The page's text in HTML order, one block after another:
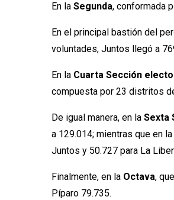
En la Segunda, conformada
En el principal bastión del
voluntades, Juntos llegó a
En la Cuarta Sección
compuesta por 23 distritos
De igual manera, en la Sexta
a 129.014; mientras que en la
Juntos y 50.727 para La
Finalmente, en la Octava,
Píparo 79.735.